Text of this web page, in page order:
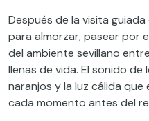
Después de la visita
para almorzar, pasear por
del ambiente sevillano
llenas de vida. El sonido de
naranjos y la luz cálida
cada momento antes del